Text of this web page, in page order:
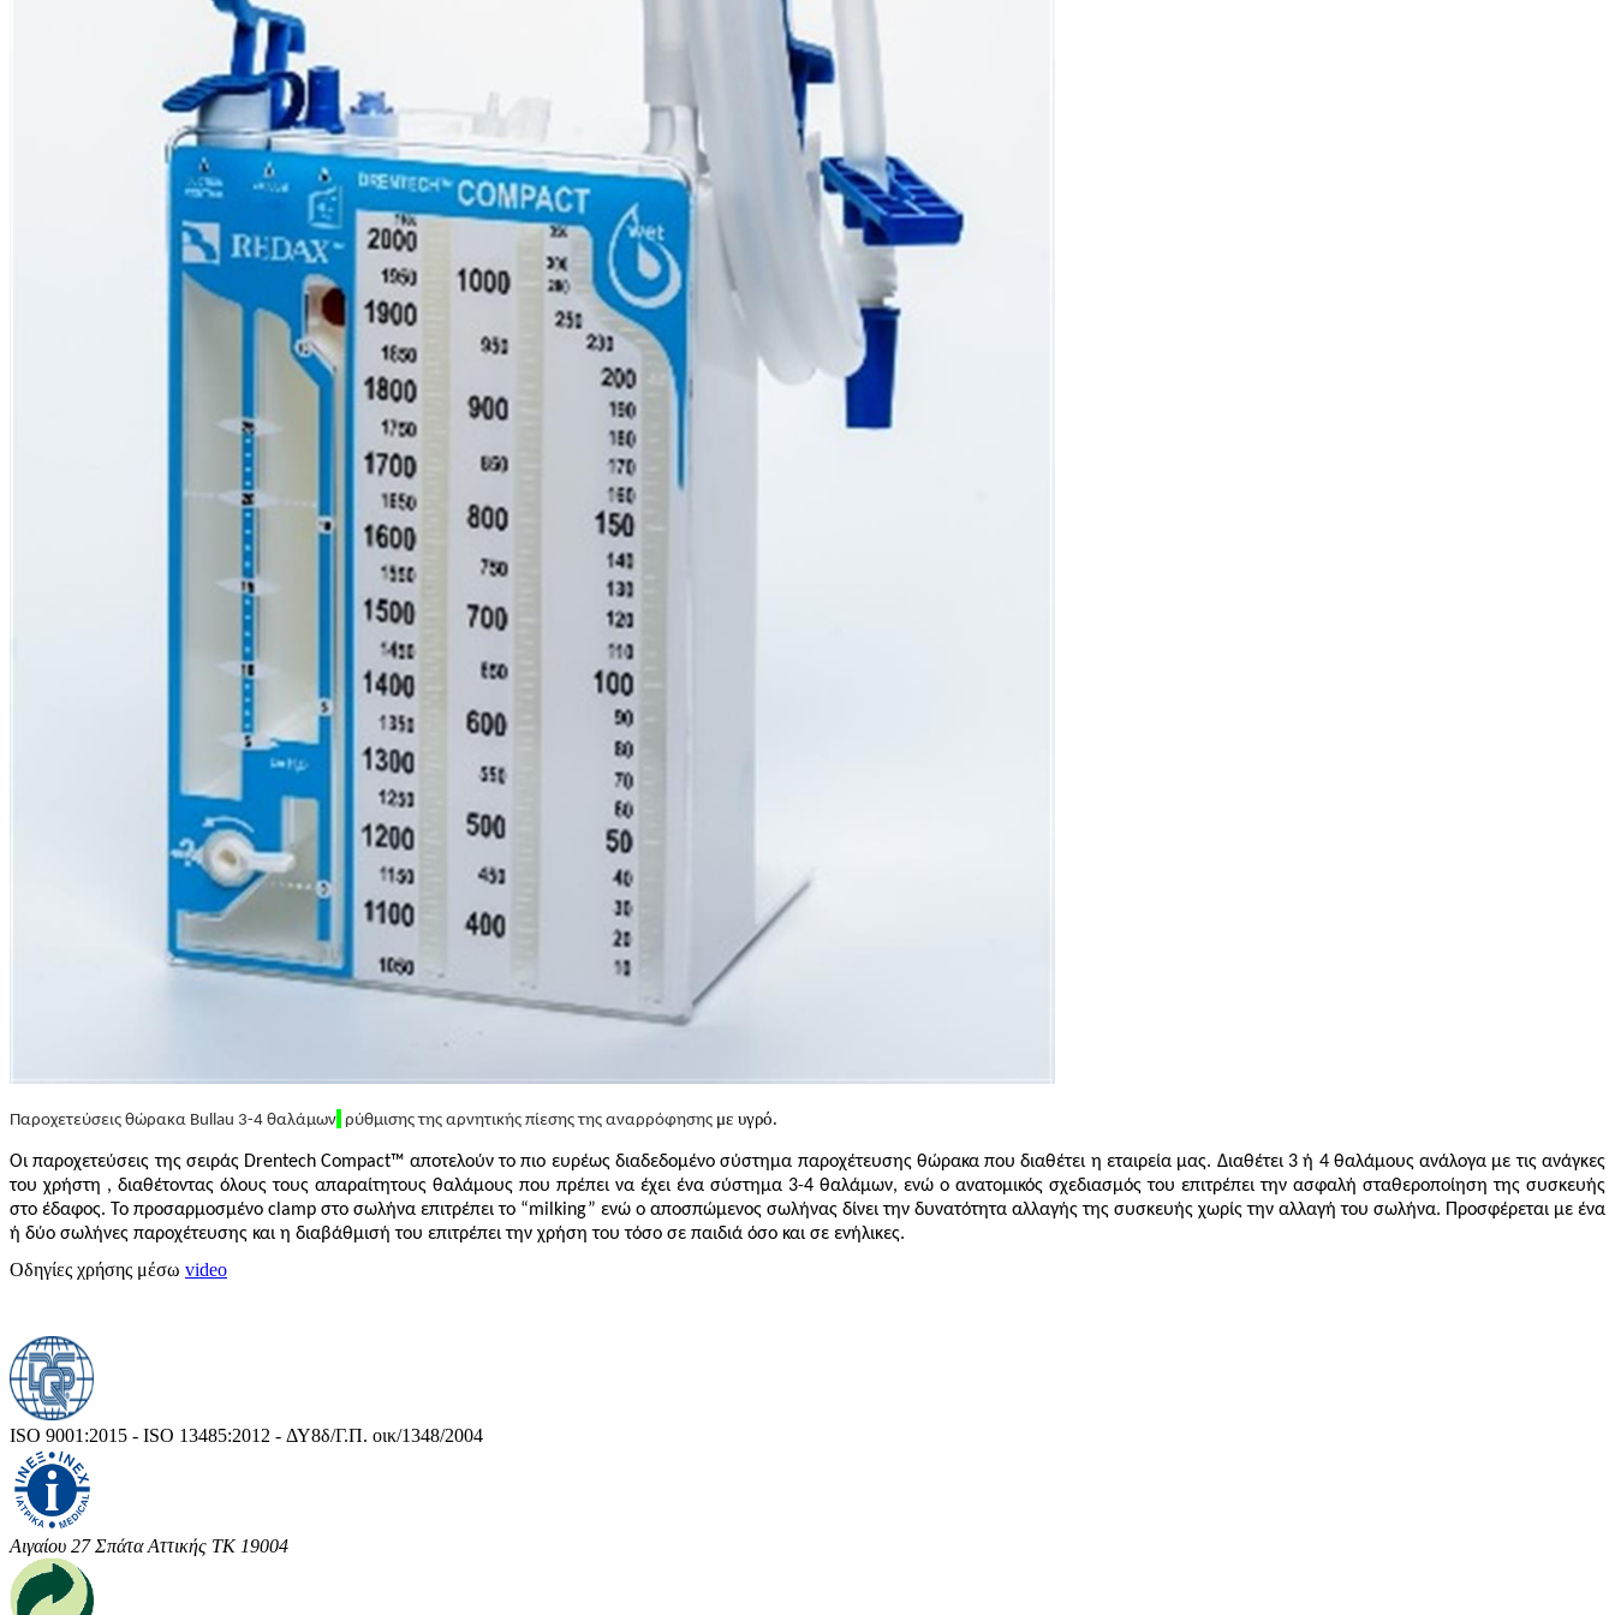
Παροχετεύσεις θώρακα Bullau 3-4 θαλάμων ρύθμισης της αρνητικής πίεσης της αναρρόφησης με υγρό.
Οι παροχετεύσεις της σειράς Drentech Compact™ αποτελούν το πιο ευρέως διαδεδομένο σύστημα παροχέτευσης θώρακα που διαθέτει η εταιρεία μας. Διαθέτει 3 ή 4 θαλάμους ανάλογα με τις ανάγκες
του χρήστη , διαθέτοντας όλους τους απαραίτητους θαλάμους που πρέπει να έχει ένα σύστημα 3-4 θαλάμων, ενώ ο ανατομικός σχεδιασμός του επιτρέπει την ασφαλή σταθεροποίηση της συσκευής
στο έδαφος. Το προσαρμοσμένο clamp στο σωλήνα επιτρέπει το “milking” ενώ ο αποσπώμενος σωλήνας δίνει την δυνατότητα αλλαγής της συσκευής χωρίς την αλλαγή του σωλήνα. Προσφέρεται με ένα
ή δύο σωλήνες παροχέτευσης και η διαβάθμισή του επιτρέπει την χρήση του τόσο σε παιδιά όσο και σε ενήλικες.
Οδηγίες χρήσης μέσω video
ISO 9001:2015 - ISO 13485:2012 - ΔΥ8δ/Γ.Π. οικ/1348/2004
Αιγαίου 27 Σπάτα Αττικής ΤΚ 19004